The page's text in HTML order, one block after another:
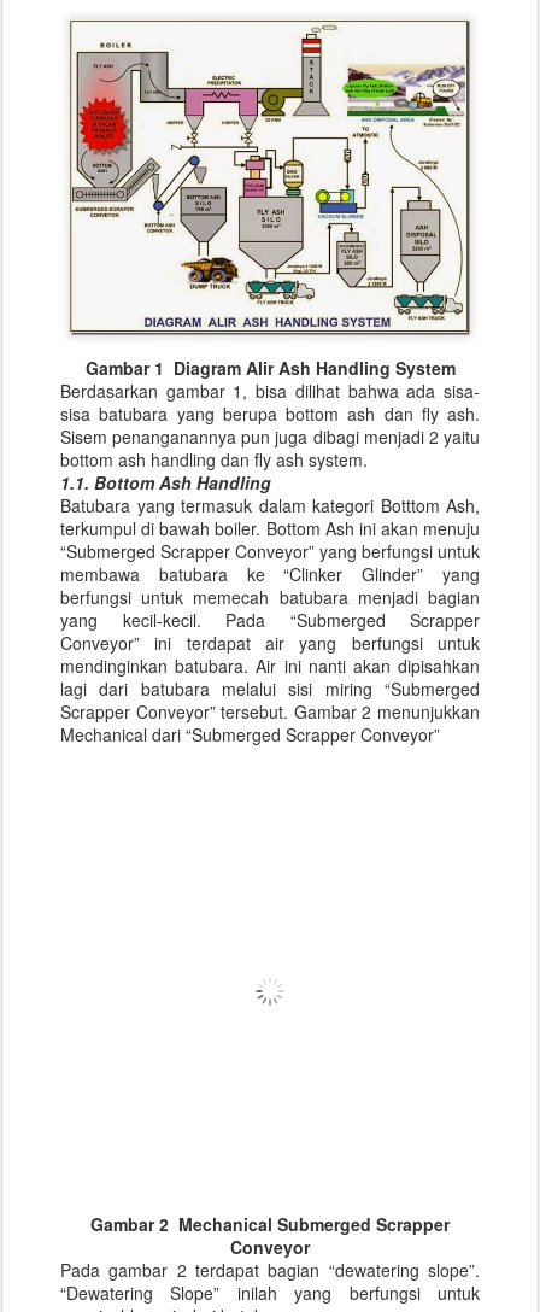
Gambar 1 Diagram Alir Ash Handling System
Berdasarkan gambar 1, bisa dilihat bahwa ada sisa-
sisa batubara yang berupa bottom ash dan fly ash.
Sisem penanganannya pun juga dibagi menjadi 2 yaitu
bottom ash handling dan fly ash system.
1.1. Bottom Ash Handling
Batubara yang termasuk dalam kategori Botttom Ash,
terkumpul di bawah boiler. Bottom Ash ini akan menuju
“Submerged Scrapper Conveyor” yang berfungsi untuk
membawa batubara ke “Clinker Glinder” yang
berfungsi untuk memecah batubara menjadi bagian
yang kecil-kecil. Pada “Submerged Scrapper
Conveyor” ini terdapat air yang berfungsi untuk
mendinginkan batubara. Air ini nanti akan dipisahkan
lagi dari batubara melalui sisi miring “Submerged
Scrapper Conveyor” tersebut. Gambar 2 menunjukkan
Mechanical dari “Submerged Scrapper Conveyor”
Gambar 2 Mechanical Submerged Scrapper
Conveyor
Pada gambar 2 terdapat bagian “dewatering slope”.
“Dewatering Slope” inilah yang berfungsi untuk